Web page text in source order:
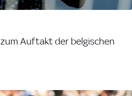
Auftakt der belgischen